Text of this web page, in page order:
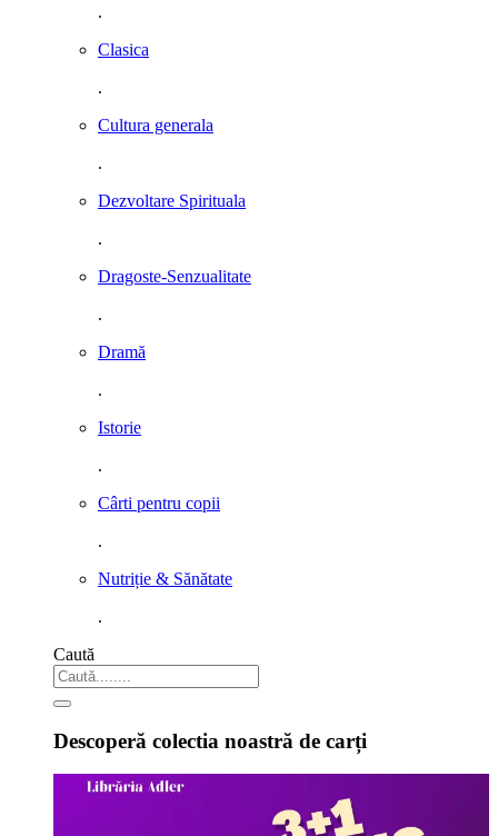
.
Clasica
.
Cultura generala
.
Dezvoltare Spirituala
.
Dragoste-Senzualitate
.
Dramă
.
Istorie
.
Cârti pentru copii
.
Nutriție & Sănătate
.
Caută
Descoperă colectia noastră de carți